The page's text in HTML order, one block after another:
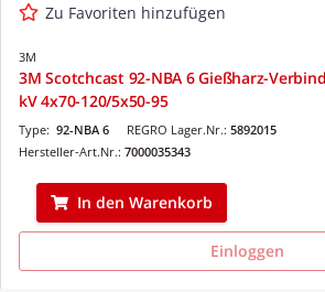
Zu Favoriten hinzufügen
3M
3M Scotchcast 92-NBA 6 Gießharz-
kV 4x70-120/5x50-95
REGRO Lager.Nr.: 5892015
Type: 92-NBA 6
Hersteller-Art.Nr.: 7000035343
In den Warenkorb
Einloggen